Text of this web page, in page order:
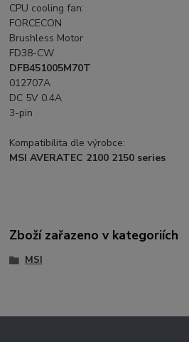
CPU cooling fan:
FORCECON
Brushless Motor
FD38-CW
DFB451005M70T
012707A
DC 5V 0.4A
3-pin
Kompatibilita dle výrobce:
MSI AVERATEC 2100 2150 series
Zboží zařazeno v kategoriích
MSI